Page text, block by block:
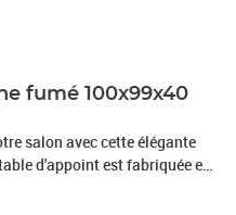
fumé 100x99x40
salon avec cette élégante
d'appoint est fabriquée en
est d'une qualité